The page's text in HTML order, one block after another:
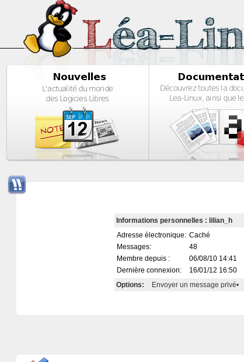
Informations personnelles : lilian_h
Adresse électronique: Caché
Messages:
48
Membre depuis :
06/08/10 14:41
Dernière connexion:
16/01/12 16:50
Options:
Envoyer un message privé•